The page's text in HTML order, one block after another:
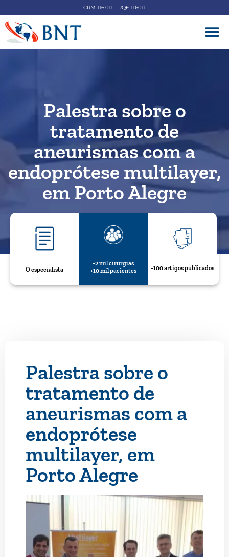
CRM 116.011 - RQE 116011
Palestra sobre o
tratamento de
aneurismas com a
endoprótese multilayer,
em Porto Alegre
O especialista
+2 mil cirurgias
+10 mil pacientes
+100 artigos publicados
Palestra sobre o
tratamento de
aneurismas com a
endoprótese
multilayer, em
Porto Alegre